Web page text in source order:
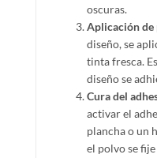
oscuras.
Aplicación de
diseño, se
tinta fresca.
diseño se
Cura del
activar el
plancha o un
el polvo se